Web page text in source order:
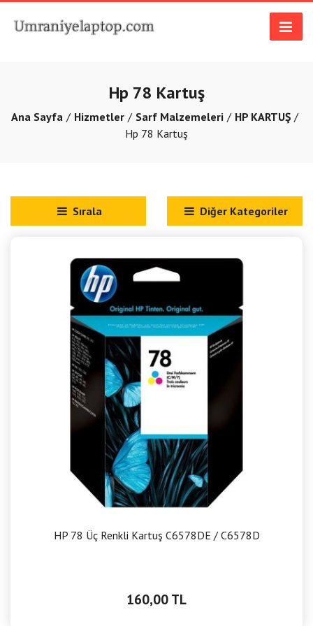
Hp 78 Kartuş
Ana Sayfa Hizmetler Sarf Malzemeleri
HP KARTUŞ
Hp 78 Kartuş
Sırala Diğer Kategoriler
HP 78 Üç Renkli Kartuş C6578DE / C6578D
160,00 TL